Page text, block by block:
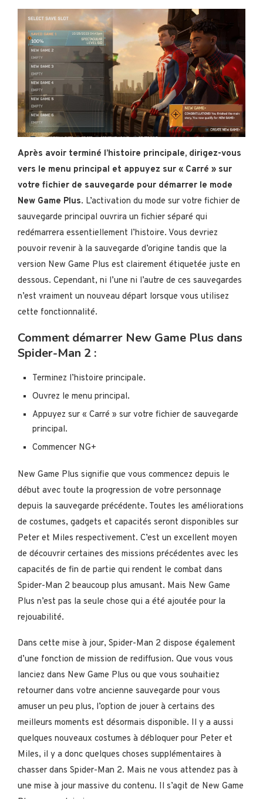
Après avoir terminé l’histoire principale, dirigez-vous
vers le menu principal et appuyez sur « Carré » sur
votre fichier de sauvegarde pour démarrer le mode
New Game Plus. L’activation du mode sur votre fichier de
sauvegarde principal ouvrira un fichier séparé qui
redémarrera essentiellement l’histoire. Vous devriez
pouvoir revenir à la sauvegarde d’origine tandis que la
version New Game Plus est clairement étiquetée juste en
dessous. Cependant, ni l’une ni l’autre de ces sauvegardes
n’est vraiment un nouveau départ lorsque vous utilisez
cette fonctionnalité.
Comment démarrer New Game Plus dans
Spider-Man 2 :
Terminez l’histoire principale.
Ouvrez le menu principal.
Appuyez sur « Carré » sur votre fichier de sauvegarde
principal.
Commencer NG+
New Game Plus signifie que vous commencez depuis le
début avec toute la progression de votre personnage
depuis la sauvegarde précédente. Toutes les améliorations
de costumes, gadgets et capacités seront disponibles sur
Peter et Miles respectivement. C’est un excellent moyen
de découvrir certaines des missions précédentes avec les
capacités de fin de partie qui rendent le combat dans
Spider-Man 2 beaucoup plus amusant. Mais New Game
Plus n’est pas la seule chose qui a été ajoutée pour la
rejouabilité.
Dans cette mise à jour, Spider-Man 2 dispose également
d’une fonction de mission de rediffusion. Que vous vous
lanciez dans New Game Plus ou que vous souhaitiez
retourner dans votre ancienne sauvegarde pour vous
amuser un peu plus, l’option de jouer à certains des
meilleurs moments est désormais disponible. Il y a aussi
quelques nouveaux costumes à débloquer pour Peter et
Miles, il y a donc quelques choses supplémentaires à
chasser dans Spider-Man 2. Mais ne vous attendez pas à
une mise à jour massive du contenu. Il s’agit de New Game